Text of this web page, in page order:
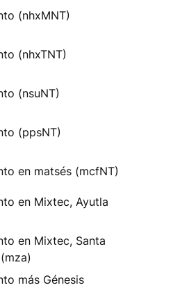
(nhxMNT)
(nhxTNT)
(nsuNT)
(ppsNT)
en matsés (mcfNT)
en Mixtec, Ayutla
en Mixtec, Santa
más Génesis